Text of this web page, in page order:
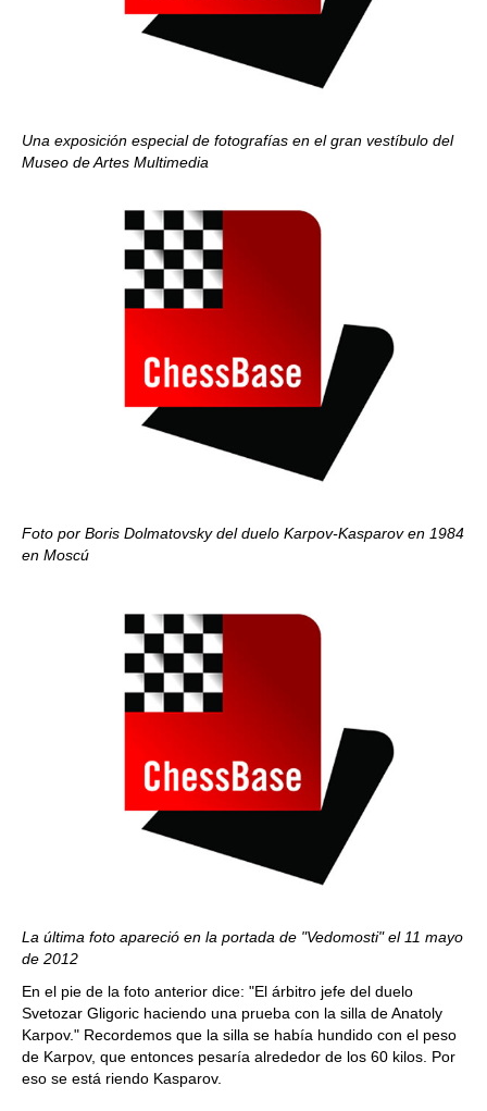
Una exposición especial de fotografías en el gran vestíbulo del
Museo de Artes Multimedia
Foto por Boris Dolmatovsky del duelo Karpov-Kasparov en 1984
en Moscú
La última foto apareció en la portada de "Vedomosti" el 11 mayo
de 2012
En el pie de la foto anterior dice: "El árbitro jefe del duelo
Svetozar Gligoric haciendo una prueba con la silla de Anatoly
Karpov." Recordemos que la silla se había hundido con el peso
de Karpov, que entonces pesaría alrededor de los 60 kilos. Por
eso se está riendo Kasparov.